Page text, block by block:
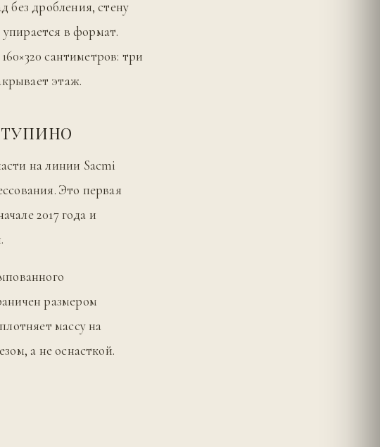
без дробления, стену
в формат.
сантиметров: три
этаж.
на линии Sacmi
Это первая
2017 года и
размером
массу на
а не оснасткой.